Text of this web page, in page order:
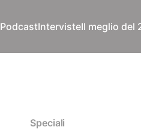
PodcastIntervisteIl meglio del
Speciali